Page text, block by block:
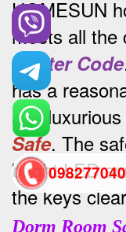
HOMESUN
meets all the
Master Code
has a
and
Safe. The
bright LED
the keys
Dorm Room